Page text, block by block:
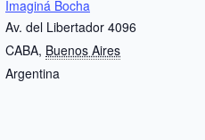
Imaginá Bocha
Av. del Libertador 4096
CABA, Buenos Aires
Argentina